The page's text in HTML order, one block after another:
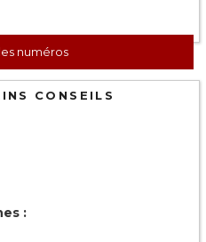
numéros
CONSEILS
: